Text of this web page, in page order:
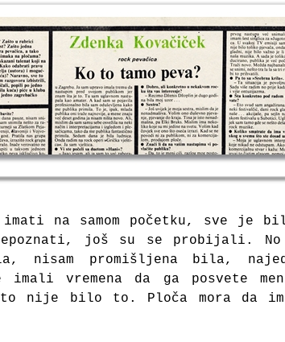
imati na samom početku, sve je
još su se probijali. No
nisam promišljena bila,
vremena da ga posvete
nije bilo to. Ploča mora da